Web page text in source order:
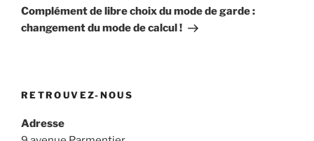
suivant
Complément de libre choix du mode de garde :
changement du mode de calcul !
RETROUVEZ-NOUS
Adresse